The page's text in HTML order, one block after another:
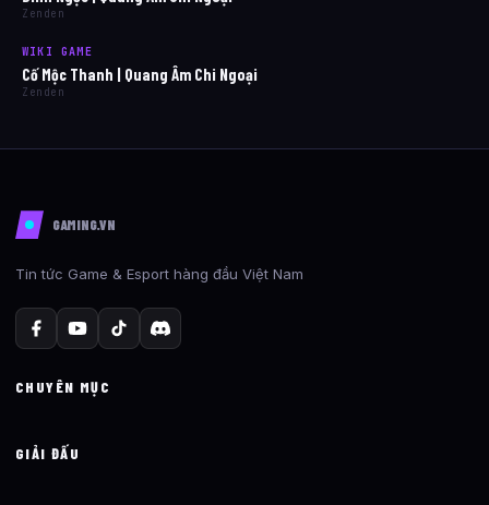
Zenden
WIKI GAME
Cố Mộc Thanh | Quang Âm Chi Ngoại
Zenden
GAMING.VN
Tin tức Game & Esport hàng đầu Việt Nam
CHUYÊN MỤC
GIẢI ĐẤU